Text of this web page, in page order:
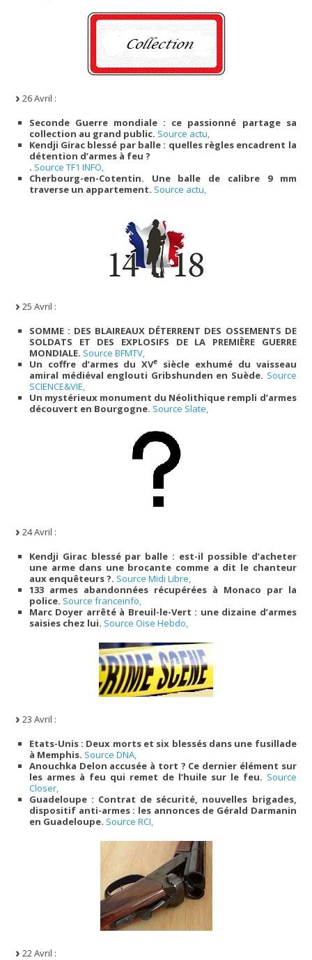
26 Avril :
Seconde Guerre mondiale : ce passionné partage sa
collection au grand public. Source actu,
Kendji Girac blessé par balle : quelles règles encadrent la
détention d’armes à feu ?
. Source TF1 INFO,
Cherbourg-en-Cotentin. Une balle de calibre 9 mm
traverse un appartement. Source actu,
25 Avril :
SOMME : DES BLAIREAUX DÉTERRENT DES OSSEMENTS DE
SOLDATS ET DES EXPLOSIFS DE LA PREMIÈRE GUERRE
MONDIALE. Source BFMTV,
Un coffre d’armes du XVe
siècle exhumé du vaisseau
amiral médiéval englouti Gribshunden en Suède. Source
SCIENCE&VIE,
Un mystérieux monument du Néolithique rempli d’armes
découvert en Bourgogne. Source Slate,
24 Avril :
Kendji Girac blessé par balle : est-il possible d’acheter
une arme dans une brocante comme a dit le chanteur
aux enquêteurs ?. Source Midi Libre,
133 armes abandonnées récupérées à Monaco par la
police. Source franceinfo,
Marc Doyer arrêté à Breuil-le-Vert : une dizaine d’armes
saisies chez lui. Source Oise Hebdo,
23 Avril :
Etats-Unis : Deux morts et six blessés dans une fusillade
à Memphis. Source DNA,
Anouchka Delon accusée à tort ? Ce dernier élément sur
les armes à feu qui remet de l’huile sur le feu. Source
Closer,
Guadeloupe : Contrat de sécurité, nouvelles brigades,
dispositif anti-armes : les annonces de Gérald Darmanin
en Guadeloupe. Source RCI,
22 Avril :